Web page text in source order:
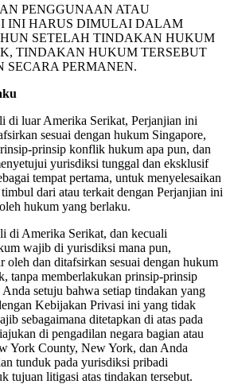
PENGGUNAAN ATAU
INI HARUS DIMULAI DALAM
SETELAH TINDAKAN HUKUM
TINDAKAN HUKUM TERSEBUT
PERMANEN.
di luar Amerika Serikat, Perjanjian ini
sesuai dengan hukum Singapore,
prinsip konflik hukum apa pun, dan
yurisdiksi tunggal dan eksklusif
tempat pertama, untuk menyelesaikan
dari atau terkait dengan Perjanjian ini
hukum yang berlaku.
di Amerika Serikat, dan kecuali
wajib di yurisdiksi mana pun,
oleh dan ditafsirkan sesuai dengan hukum
tanpa memberlakukan prinsip-prinsip
setuju bahwa setiap tindakan yang
Kebijakan Privasi ini yang tidak
sebagaimana ditetapkan di atas pada
di pengadilan negara bagian atau
York County, New York, dan Anda
tunduk pada yurisdiksi pribadi
tujuan litigasi atas tindakan tersebut.